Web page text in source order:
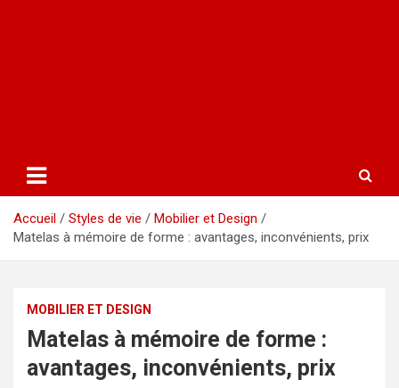
Accueil Styles de vie
Mobilier et Design
Matelas à mémoire de forme : avantages, inconvénients, prix
MOBILIER ET DESIGN
Matelas à mémoire de forme :
avantages, inconvénients, prix